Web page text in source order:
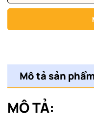
Mô tả sản
MÔ TẢ: